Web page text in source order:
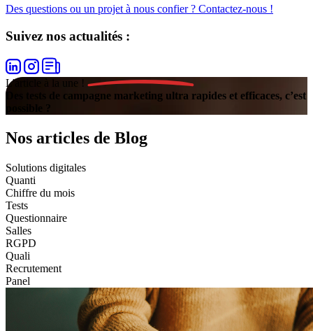
Des questions ou un projet à nous confier ? Contactez-nous !
Suivez nos actualités :
L'article à la une !
Des tests de campagne marketing ultra rapides et efficaces, c’est
possible ?
Nos articles de Blog
Solutions digitales
Quanti
Chiffre du mois
Tests
Questionnaire
Salles
RGPD
Quali
Recrutement
Panel